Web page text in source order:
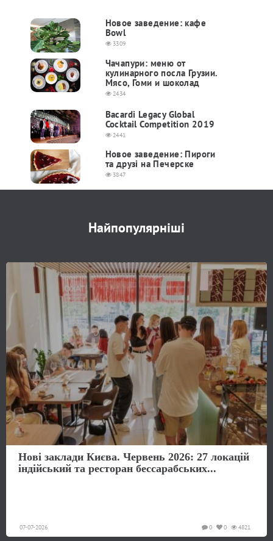
Новое заведение: кафе
Bowl
3309
Чачапури: меню от
кулинарного посла Грузии.
Мясо, Гоми и шоколад
2434
Bacardi Legacy Global
Cocktail Competition 2019
2441
Новое заведение: Пироги
та друзі на Печерске
3847
Найпопулярніші
Нові заклади Києва. Червень 2026: 27 локацій
індійський та ресторан бессарабських...
07-07-2026 4821
0
0